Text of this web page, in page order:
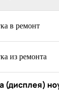
в ремонт
из ремонта
(дисплея)